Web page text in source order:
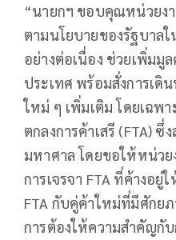
“นายกฯ ขอบคุณหน่วยง
ตามนโยบายของรัฐบาล
อย่างต่อเนื่อง ช่วยเพิ่มมู
ประเทศ พร้อมสั่งการเ
ใหม่ ๆ เพิ่มเติม โดยเฉพ
ตกลงการค้าเสรี (FTA) ซึ่
มหาศาล โดยขอให้หน่วย
การเจรจา FTA ที่ค้างอยู่
FTA กับคู่ค้าใหม่ที่มีศักย
การต้องให้ความสำคัญกั